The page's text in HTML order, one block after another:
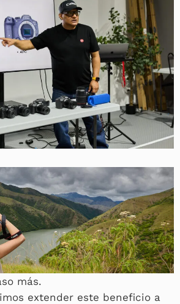
más.
extender este beneficio a